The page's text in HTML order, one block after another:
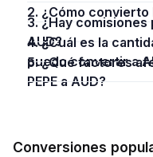
2. ¿Cómo
3. ¿Hay comisiones por convertir PEPE a
AUD?
4. ¿Cuál es la cantidad mínima de PEPE que
puedo convertir a
5. ¿Qué factores afectan al tipo de cambio de
PEPE a AUD?
Conversiones